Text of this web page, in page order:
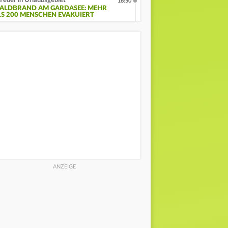
AM GARDASEE: MEHR
200 MENSCHEN EVAKUIERT